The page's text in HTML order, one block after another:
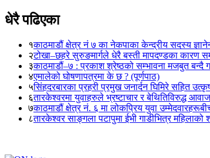
धेरै पढिएका
१काठमाडौं क्षेत्र नं ७ का नेकपाका केन्द्रीय सदस्य
२टोखा–छहरे सुरुङमार्गले धेरै बस्ती मापदण्डका कारण
३काठमाडौं–७ : प्रकाश श्रेष्ठको सम्भावना मजबुत
४एमालेको घोषणापत्रमा के छ ? (पूर्णपाठ)
५सिंहदरबारका प्रहरी प्रमुख जनार्दन घिमिरे सहित
६तारकेश्वरमा युवाहरुले भ्रष्टाचार र बेथितिविरुद्ध
७काठमाडौं क्षेत्र नं. ६ मा लोकप्रिय युवा
८तारकेश्वर साङ्गला पटापुमा ईभी गाडीभित्र